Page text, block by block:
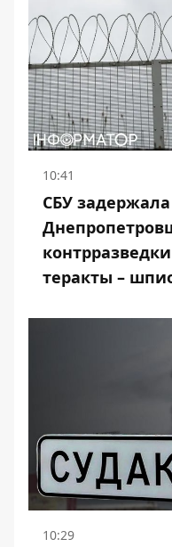
10:41
СБУ
теракты –
10:29